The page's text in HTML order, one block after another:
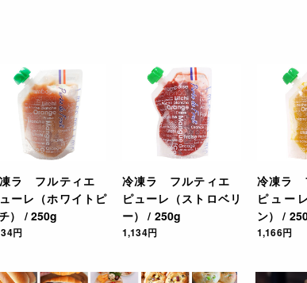
。予めご了承ください。
の必要性：加熱調理の必要はありません。
・ラビフリュイ社は「フルーツの自然なおいしさ」をモ
、果実と砂糖のみを使用することにこだわっています。シ
覚」だとその品質を高く評価し愛用しているファンがいる
アイスクリーム、ガナッシュ、ゼリー、プリン、焼き菓子
ラ フルティエ
ーレ（ホワイトピ
） / 250g
円
冷凍ラ フルティエ
ピューレ（ストロベリ
ー） / 250g
1,134円
冷凍ラ
ピュー
ン） /
1,166円